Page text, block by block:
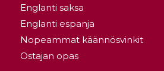
Englanti saksa
Englanti espanja
Nopeammat käännösvinkit
Ostajan opas